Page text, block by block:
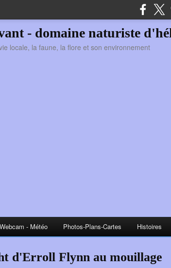
- domaine naturiste
locale, la faune, la flore et son environnement
Webcam - Météo Photos-Plans-Cartes Histoires
d'Erroll Flynn au mouillage